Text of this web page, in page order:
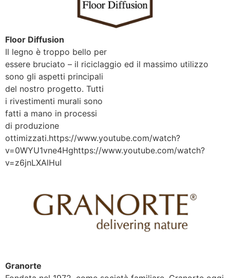
Floor Diffusion
Il legno è troppo bello per
essere bruciato – il riciclaggio ed il massimo utilizzo
sono gli aspetti principali
del nostro progetto. Tutti
i rivestimenti murali sono
fatti a mano in processi
di produzione
ottimizzati.https://www.youtube.com/watch?
v=0WYU1vne4Hghttps://www.youtube.com/watch?
v=z6jnLXAlHuI
Granorte